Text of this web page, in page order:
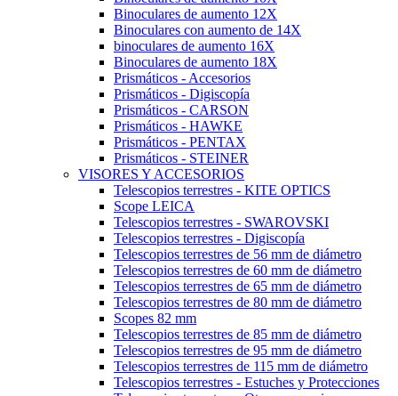
Binoculares de aumento 12X
Binoculares con aumento de 14X
binoculares de aumento 16X
Binoculares de aumento 18X
Prismáticos - Accesorios
Prismáticos - Digiscopía
Prismáticos - CARSON
Prismáticos - HAWKE
Prismáticos - PENTAX
Prismáticos - STEINER
VISORES Y ACCESORIOS
Telescopios terrestres - KITE OPTICS
Scope LEICA
Telescopios terrestres - SWAROVSKI
Telescopios terrestres - Digiscopía
Telescopios terrestres de 56 mm de diámetro
Telescopios terrestres de 60 mm de diámetro
Telescopios terrestres de 65 mm de diámetro
Telescopios terrestres de 80 mm de diámetro
Scopes 82 mm
Telescopios terrestres de 85 mm de diámetro
Telescopios terrestres de 95 mm de diámetro
Telescopios terrestres de 115 mm de diámetro
Telescopios terrestres - Estuches y Protecciones